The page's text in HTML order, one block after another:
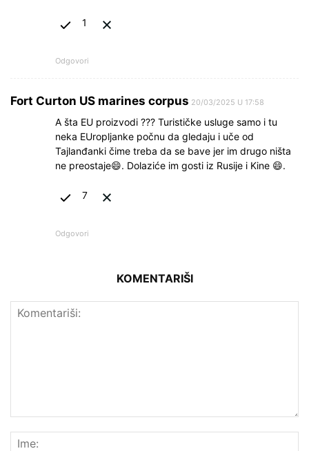
1
Odgovori
Fort Curton US marines corpus 20/03/2025 U 17:58
A šta EU proizvodi ??? Turističke usluge samo i tu
neka EUropljanke počnu da gledaju i uče od
Tajlanđanki čime treba da se bave jer im drugo ništa
ne preostaje😄. Dolaziće im gosti iz Rusije i Kine 😄.
7
Odgovori
KOMENTARIŠI